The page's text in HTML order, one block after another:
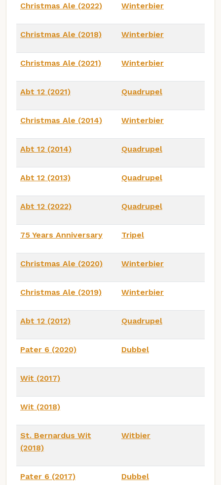
Christmas Ale (2022) Winterbier
Christmas Ale (2018) Winterbier
Christmas Ale (2021) Winterbier
Abt 12 (2021) Quadrupel
Christmas Ale (2014) Winterbier
Abt 12 (2014) Quadrupel
Abt 12 (2013) Quadrupel
Abt 12 (2022) Quadrupel
75 Years Anniversary Tripel
Christmas Ale (2020) Winterbier
Christmas Ale (2019) Winterbier
Abt 12 (2012) Quadrupel
Pater 6 (2020) Dubbel
Wit (2017)
Wit (2018)
St. Bernardus Wit
(2018)
Witbier
Pater 6 (2017) Dubbel